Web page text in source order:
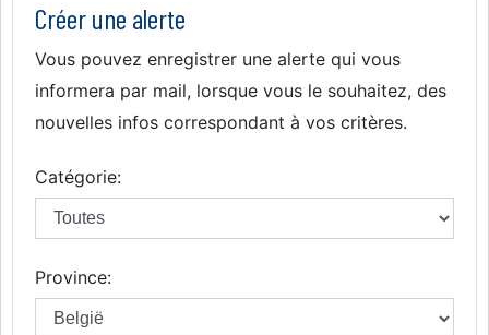
Créer une alerte
Vous pouvez enregistrer une alerte qui vous
informera par mail, lorsque vous le souhaitez, des
nouvelles infos correspondant à vos critères.
Catégorie:
Province: